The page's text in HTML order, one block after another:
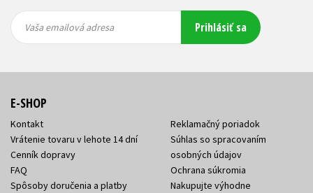
emailová
emailová
Vaša emailová adresa Prihlásiť sa
E-SHOP
Kontakt
Vrátenie tovaru v lehote 14 dní
Cenník dopravy
FAQ
Spôsoby doručenia a platby
Reklamačný poriadok
Súhlas so spracovaním
osobných údajov
Ochrana súkromia
Nakupujte výhodne